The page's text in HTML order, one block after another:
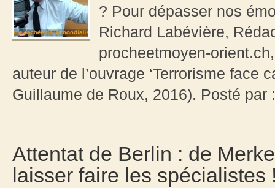
? Pour dépasser nos
Richard Labévière,
procheetmoyen-
auteur de l’ouvrage ‘Terrorisme face
Guillaume de Roux, 2016). Posté par
Attentat de Berlin : de
laisser faire les spécialistes